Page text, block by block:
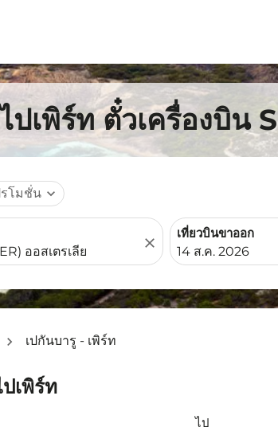
ปเพิร์ท ตั๋วเครื่องบิน
โมชั่น expand_more
close
เที่ยวบินขาออก
fc-booking-
14 ส.ค. 2026
เปกันบารู - เพิร์ท
เพิร์ท
ไป
) หรือเลือกวันที่ด้านล่างเพื่อค้นหาข้อเสนอ